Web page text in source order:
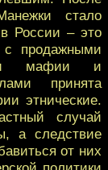
стало
России – это
продажными
мафии и
принята
этнические.
случай
а следствие
от них